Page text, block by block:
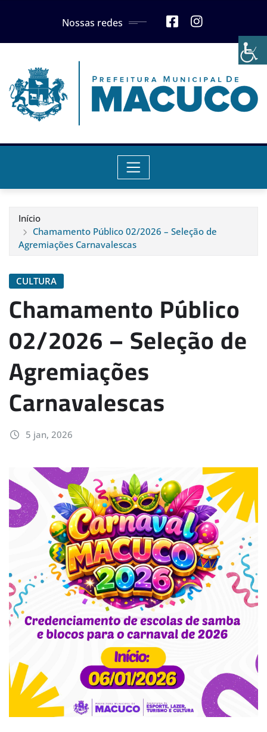
Nossas redes
Início
Chamamento Público 02/2026 – Seleção de
Agremiações Carnavalescas
CULTURA
Chamamento Público
02/2026 – Seleção de
Agremiações
Carnavalescas
5 jan, 2026